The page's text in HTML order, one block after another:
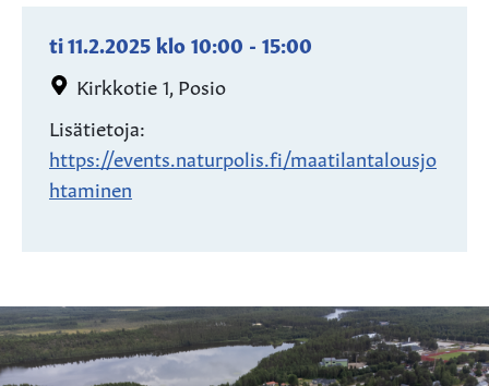
ti 11.2.2025klo10:00 - 15:00
Kirkkotie 1, Posio
Lisätietoja:
https://events.naturpolis.fi/maatilantalousjo
htaminen